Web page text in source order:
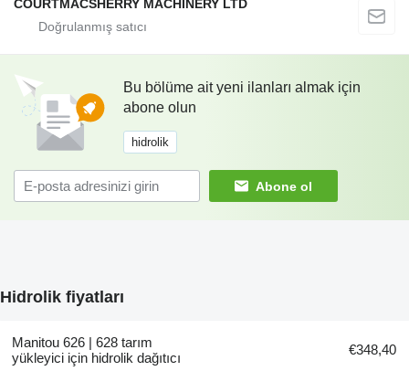
COURTMACSHERRY MACHINERY LTD
Bu bölüme ait yeni ilanları almak için
abone olun
hidrolik
Abone ol
Hidrolik fiyatları
Manitou 626 | 628 tarım
yükleyici için hidrolik dağıtıcı
€348,40